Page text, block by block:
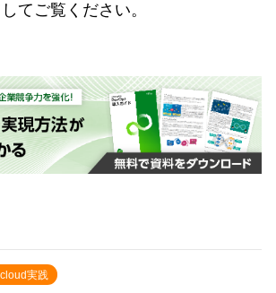
てご覧ください。
実践